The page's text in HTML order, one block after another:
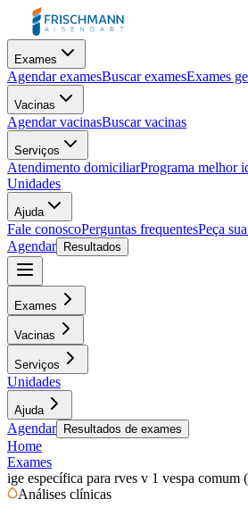
Exames
Agendar examesBuscar examesExames
Vacinas
Agendar vacinasBuscar vacinas
Serviços
Atendimento domiciliarPrograma melhor
Unidades
Ajuda
Fale conoscoPerguntas frequentesPeça
Agendar
Resultados
Exames
Vacinas
Serviços
Unidades
Ajuda
Agendar Resultados de exames
Home
Exames
ige específica para rves v 1 vespa comum
Análises clínicas